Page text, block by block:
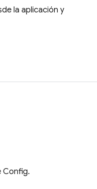
la aplicación y
Config.